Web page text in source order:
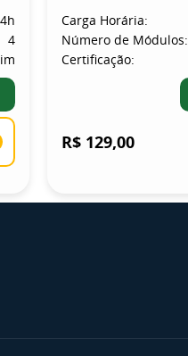
4
Carga Horária:
Número de Módulos:
Certificação:
R$ 129,00